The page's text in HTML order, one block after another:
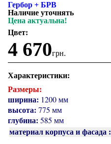
Гербор + БРВ
Наличие уточнять
Цена актуальна!
Цвет:
4 670грн.
Характеристики:
Размеры:
ширина: 1200 мм
высота: 775 мм
глубина: 585 мм
материал корпуса и фасада :